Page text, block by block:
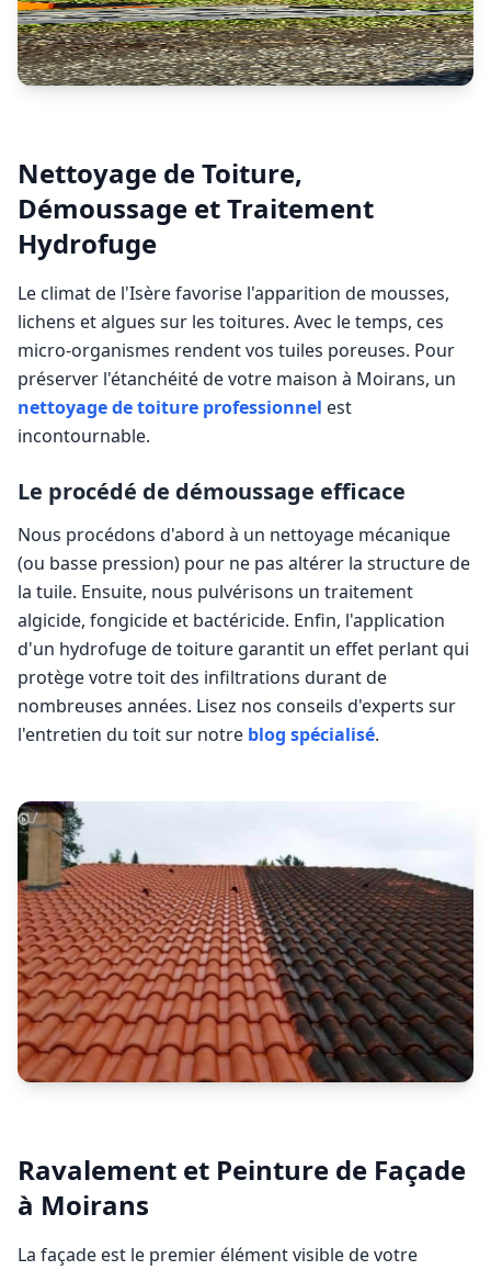
Nettoyage de Toiture,
Démoussage et Traitement
Hydrofuge
Le climat de l'Isère favorise l'apparition de mousses,
lichens et algues sur les toitures. Avec le temps, ces
micro-organismes rendent vos tuiles poreuses. Pour
préserver l'étanchéité de votre maison à Moirans, un
nettoyage de toiture professionnel est
incontournable.
Le procédé de démoussage efficace
Nous procédons d'abord à un nettoyage mécanique
(ou basse pression) pour ne pas altérer la structure de
la tuile. Ensuite, nous pulvérisons un traitement
algicide, fongicide et bactéricide. Enfin, l'application
d'un hydrofuge de toiture garantit un effet perlant qui
protège votre toit des infiltrations durant de
nombreuses années. Lisez nos conseils d'experts sur
l'entretien du toit sur notre blog spécialisé.
Ravalement et Peinture de Façade
à Moirans
La façade est le premier élément visible de votre